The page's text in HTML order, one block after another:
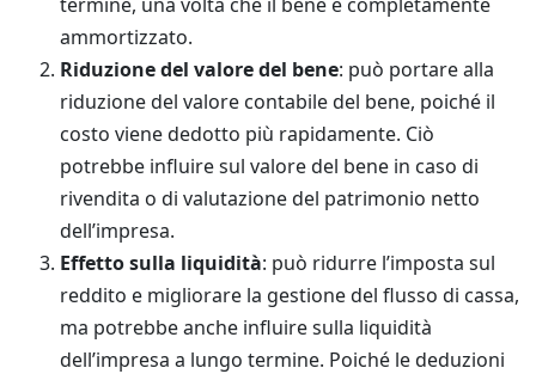
ammortizzato.
Riduzione del valore del bene: può portare alla
riduzione del valore contabile del bene, poiché il
costo viene dedotto più rapidamente. Ciò
potrebbe influire sul valore del bene in caso di
rivendita o di valutazione del patrimonio netto
dell’impresa.
Effetto sulla liquidità: può ridurre l’imposta sul
reddito e migliorare la gestione del flusso di cassa,
ma potrebbe anche influire sulla liquidità
dell’impresa a lungo termine. Poiché le deduzioni